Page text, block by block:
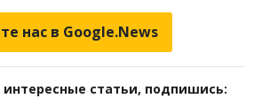
нас в Google.News
интересные статьи, подпишись: